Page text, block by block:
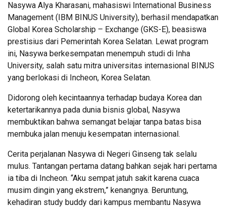
Nasywa Alya Kharasani, mahasiswi International Business
Management (IBM BINUS University), berhasil mendapatkan
Global Korea Scholarship – Exchange (GKS-E), beasiswa
prestisius dari Pemerintah Korea Selatan. Lewat program
ini, Nasywa berkesempatan menempuh studi di Inha
University, salah satu mitra universitas internasional BINUS
yang berlokasi di Incheon, Korea Selatan.
Didorong oleh kecintaannya terhadap budaya Korea dan
ketertarikannya pada dunia bisnis global, Nasywa
membuktikan bahwa semangat belajar tanpa batas bisa
membuka jalan menuju kesempatan internasional.
Cerita perjalanan Nasywa di Negeri Ginseng tak selalu
mulus. Tantangan pertama datang bahkan sejak hari pertama
ia tiba di Incheon. “Aku sempat jatuh sakit karena cuaca
musim dingin yang ekstrem,” kenangnya. Beruntung,
kehadiran study buddy dari kampus membantu Nasywa